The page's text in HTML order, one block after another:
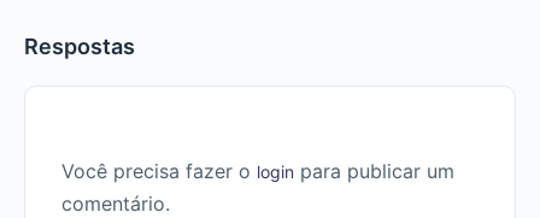
Respostas
Você precisa fazer o login para publicar um
comentário.